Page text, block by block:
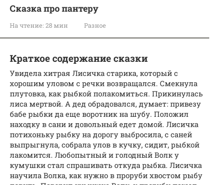
Сказка про пантеру
На чтение: 28 мин Разное
Краткое содержание сказки
Увидела хитрая Лисичка старика, который с
хорошим уловом с речки возвращался. Смекнула
плутовка, как рыбкой полакомиться. Прикинулась
лиса мертвой. А дед обрадовался, думает: привезу
бабе рыбки да еще воротник на шубу. Положил
находку в сани и довольный едет домой. Лисичка
потихоньку рыбку на дорогу выбросила, с саней
выпрыгнула, собрала улов в кучку, сидит, рыбкой
лакомится. Любопытный и голодный Волк у
кумушки стал спрашивать откуда рыбка. Лисичка
научила Волка, как нужно в проруби хвостом рыбу